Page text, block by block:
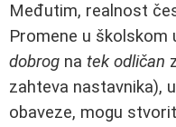
Međutim, realnost
Promene u školskom
dobrog na tek odličan
zahteva nastavnika),
obaveze, mogu